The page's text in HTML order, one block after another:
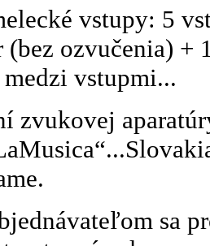
vstupy: 5
ozvučenia) +
vstupmi...
zvukovej
sa